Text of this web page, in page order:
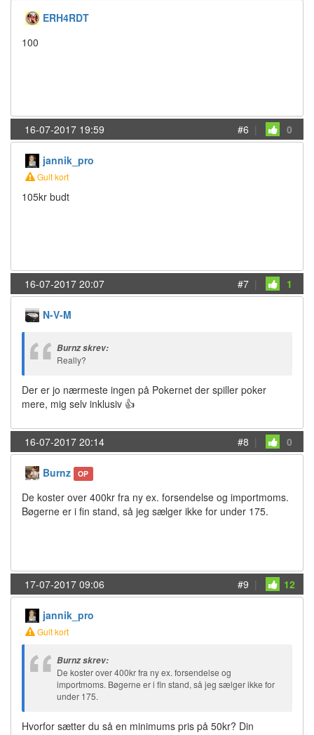
ERH4RDT
100
16-07-2017 19:59 #6 | 0
jannik_pro
Gult kort
105kr budt
16-07-2017 20:07 #7 | 1
N-V-M
Burnz skrev:
Really?
Der er jo nærmeste ingen på Pokernet der spiller poker
mere, mig selv inklusiv 👍
16-07-2017 20:14 #8 | 0
Burnz OP
De koster over 400kr fra ny ex. forsendelse og importmoms.
Bøgerne er i fin stand, så jeg sælger ikke for under 175.
17-07-2017 09:06 #9 | 12
jannik_pro
Gult kort
Burnz skrev:
De koster over 400kr fra ny ex. forsendelse og
importmoms. Bøgerne er i fin stand, så jeg sælger ikke for
under 175.
Hvorfor sætter du så en minimums pris på 50kr? Din